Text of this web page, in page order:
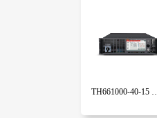
TH661000-40-15 可编程